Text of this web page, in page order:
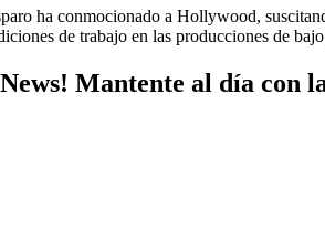
ha conmocionado a Hollywood,
de trabajo en las producciones de
News! Mantente al día